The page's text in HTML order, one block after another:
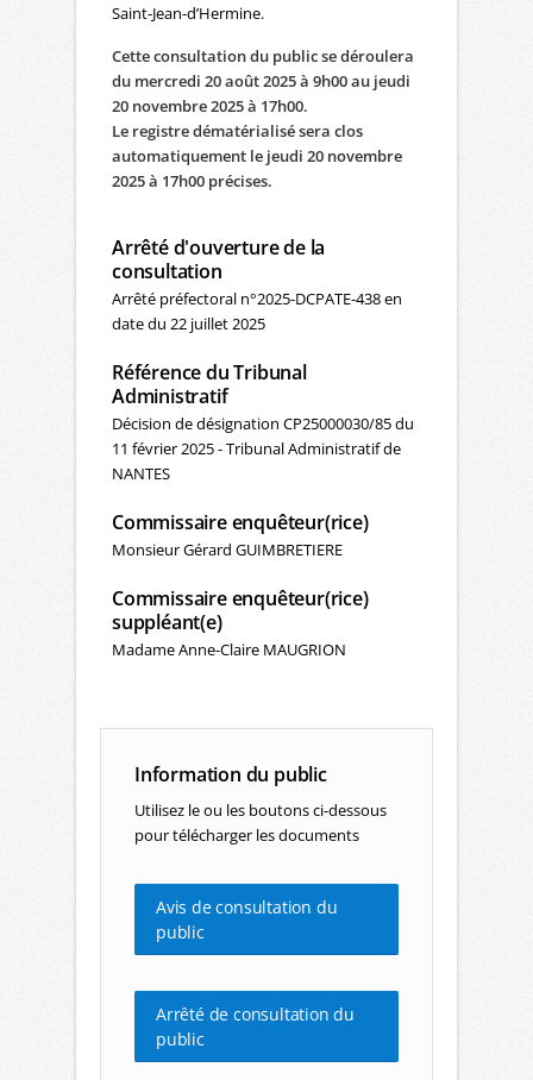
Saint-Jean-d’Hermine.
Cette consultation du public se déroulera
du mercredi 20 août 2025 à 9h00 au jeudi
20 novembre 2025 à 17h00.
Le registre dématérialisé sera clos
automatiquement le jeudi 20 novembre
2025 à 17h00 précises.
Arrêté d'ouverture de la
consultation
Arrêté préfectoral n°2025-DCPATE-438 en
date du 22 juillet 2025
Référence du Tribunal
Administratif
Décision de désignation CP25000030/85 du
11 février 2025 - Tribunal Administratif de
NANTES
Commissaire enquêteur(rice)
Monsieur Gérard GUIMBRETIERE
Commissaire enquêteur(rice)
suppléant(e)
Madame Anne-Claire MAUGRION
Information du public
Utilisez le ou les boutons ci-dessous
pour télécharger les documents
Avis de consultation du
public
Arrêté de consultation du
public